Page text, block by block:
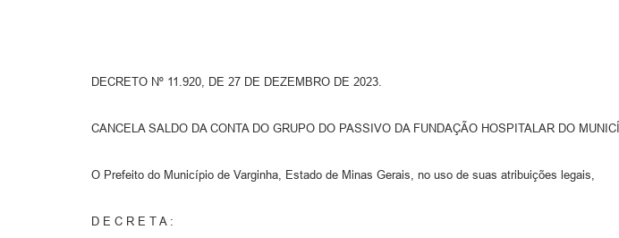
DECRETO Nº 11.920, DE 27 DE DEZEMBRO DE 2023.
CANCELA SALDO DA CONTA DO GRUPO DO PASSIVO DA FUNDAÇÃO HOSPITALAR DO
O Prefeito do Município de Varginha, Estado de Minas Gerais, no uso de suas atribuições legais,
D E C R E T A :